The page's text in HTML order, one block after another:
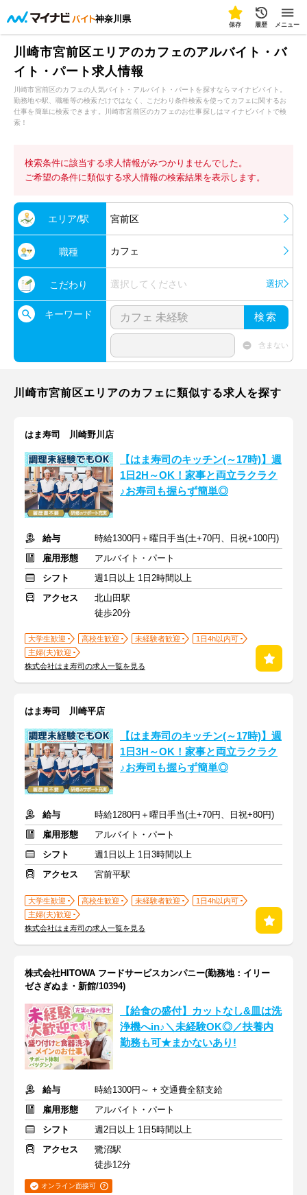
神奈川県
保存 履歴 メニュー
川崎市宮前区エリアのカフェのアルバイト・バ
イト・パート求人情報
川崎市宮前区のカフェの人気バイト・アルバイト・パートを探すならマイナビバイト。
勤務地や駅、職種等の検索だけではなく、こだわり条件検索を使ってカフェに関するお
仕事を簡単に検索できます。川崎市宮前区のカフェのお仕事探しはマイナビバイトで検
索！
検索条件に該当する求人情報がみつかりませんでした。
ご希望の条件に類似する求人情報の検索結果を表示します。
エリア/駅 宮前区
職種 カフェ
こだわり 選択してください 選択
キーワード 検索
含まない
川崎市宮前区エリアのカフェに類似する求人を探す
はま寿司 川崎野川店
【はま寿司のキッチン(～17時)】週
1日2H～OK！家事と両立ラクラク
♪お寿司も握らず簡単◎
給与
時給1300円＋曜日手当(土+70円、日祝+100円)
雇用形態
アルバイト・パート
シフト
週1日以上 1日2時間以上
アクセス
北山田駅
徒歩20分
大学生歓迎 高校生歓迎 未経験者歓迎
1日4h以内可
主婦(夫)歓迎
株式会社はま寿司の求人一覧を見る
はま寿司 川崎平店
【はま寿司のキッチン(～17時)】週
1日3H～OK！家事と両立ラクラク
♪お寿司も握らず簡単◎
給与
時給1280円＋曜日手当(土+70円、日祝+80円)
雇用形態
アルバイト・パート
シフト
週1日以上 1日3時間以上
アクセス
宮前平駅
大学生歓迎 高校生歓迎 未経験者歓迎
1日4h以内可
主婦(夫)歓迎
株式会社はま寿司の求人一覧を見る
株式会社HITOWA フードサービスカンパニー(勤務地：イリー
ゼさぎぬま・新館/10394)
【給食の盛付】カットなし&皿は洗
浄機へin♪＼未経験OK◎／扶養内
勤務も可★まかないあり!
給与
時給1300円～ + 交通費全額支給
雇用形態
アルバイト・パート
シフト
週2日以上 1日5時間以上
アクセス
鷺沼駅
徒歩12分
オンライン面接可